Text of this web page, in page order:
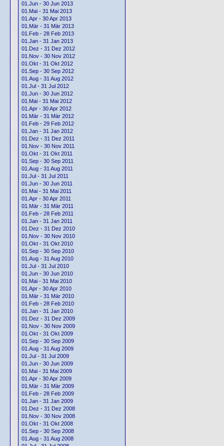
01.Jun - 30 Jun 2013
01.Mai - 31 Mai 2013
01.Apr - 30 Apr 2013
01.Mär - 31 Mär 2013
01.Feb - 28 Feb 2013
01.Jan - 31 Jan 2013
01.Dez - 31 Dez 2012
01.Nov - 30 Nov 2012
01.Okt - 31 Okt 2012
01.Sep - 30 Sep 2012
01.Aug - 31 Aug 2012
01.Jul - 31 Jul 2012
01.Jun - 30 Jun 2012
01.Mai - 31 Mai 2012
01.Apr - 30 Apr 2012
01.Mär - 31 Mär 2012
01.Feb - 29 Feb 2012
01.Jan - 31 Jan 2012
01.Dez - 31 Dez 2011
01.Nov - 30 Nov 2011
01.Okt - 31 Okt 2011
01.Sep - 30 Sep 2011
01.Aug - 31 Aug 2011
01.Jul - 31 Jul 2011
01.Jun - 30 Jun 2011
01.Mai - 31 Mai 2011
01.Apr - 30 Apr 2011
01.Mär - 31 Mär 2011
01.Feb - 28 Feb 2011
01.Jan - 31 Jan 2011
01.Dez - 31 Dez 2010
01.Nov - 30 Nov 2010
01.Okt - 31 Okt 2010
01.Sep - 30 Sep 2010
01.Aug - 31 Aug 2010
01.Jul - 31 Jul 2010
01.Jun - 30 Jun 2010
01.Mai - 31 Mai 2010
01.Apr - 30 Apr 2010
01.Mär - 31 Mär 2010
01.Feb - 28 Feb 2010
01.Jan - 31 Jan 2010
01.Dez - 31 Dez 2009
01.Nov - 30 Nov 2009
01.Okt - 31 Okt 2009
01.Sep - 30 Sep 2009
01.Aug - 31 Aug 2009
01.Jul - 31 Jul 2009
01.Jun - 30 Jun 2009
01.Mai - 31 Mai 2009
01.Apr - 30 Apr 2009
01.Mär - 31 Mär 2009
01.Feb - 28 Feb 2009
01.Jan - 31 Jan 2009
01.Dez - 31 Dez 2008
01.Nov - 30 Nov 2008
01.Okt - 31 Okt 2008
01.Sep - 30 Sep 2008
01.Aug - 31 Aug 2008